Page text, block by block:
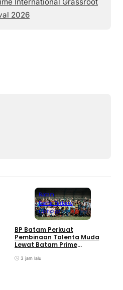
2026
Batam
Berita Terbaru
Olahraga
BP Batam Perkuat
Pembinaan Talenta Muda
Lewat Batam Prime
Football sebagai Festival
3 jam lalu